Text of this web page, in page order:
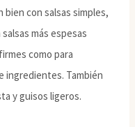
bien con salsas simples,
más espesas
como para
ingredientes. También
y guisos ligeros.